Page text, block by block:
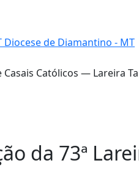
Diocese de Diamantino - MT
da 73ª